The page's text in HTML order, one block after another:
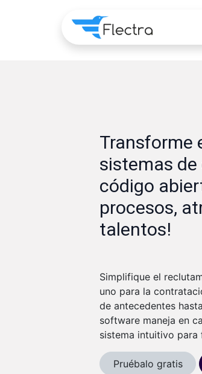
Transforme
sistemas
código
procesos,
talentos!
Simplifique el
uno para la
de antecedentes
software maneja en
sistema intuitivo para
Pruébalo gratis